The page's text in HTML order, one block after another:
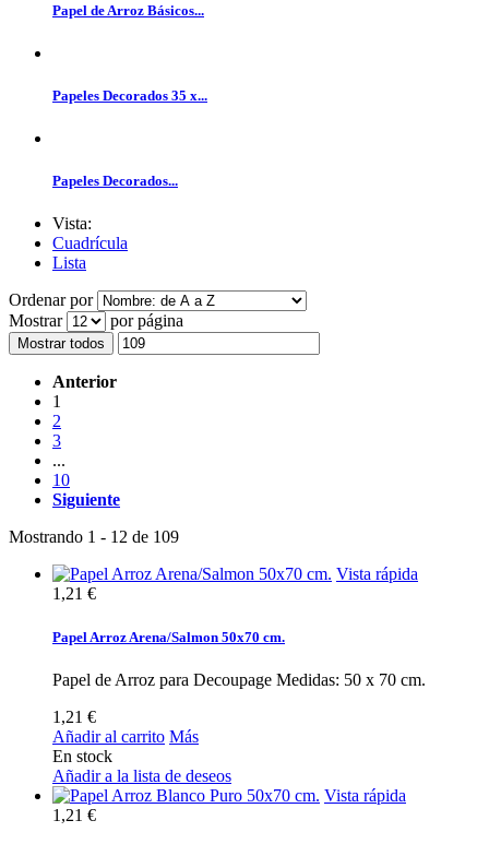
Papel de Arroz Básicos...
Papeles Decorados 35 x...
Papeles Decorados...
Vista:
Cuadrícula
Lista
Ordenar por
Mostrar
por página
Mostrar todos
Anterior
1
2
3
...
10
Siguiente
Mostrando 1 - 12 de 109
Vista rápida
1,21 €
Papel Arroz Arena/Salmon 50x70 cm.
Papel de Arroz para Decoupage Medidas: 50 x 70 cm.
1,21 €
Añadir al carrito Más
En stock
Añadir a la lista de deseos
Vista rápida
1,21 €